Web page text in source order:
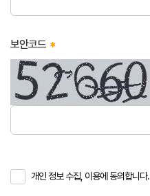
보안코드
개인 정보 수집, 이용에 동의합니다.